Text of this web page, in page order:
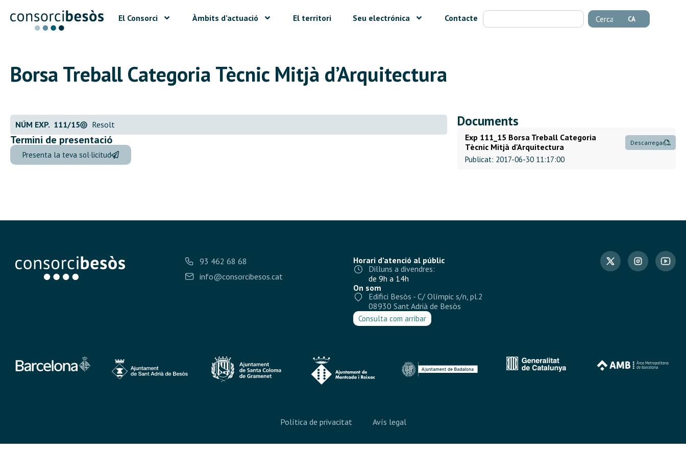
El Consorci Àmbits d’actuació El territori Seu electrónica Contacte Cerca CA
Borsa Treball Categoria Tècnic Mitjà d’Arquitectura
NÚM EXP. 111/15 Resolt
Termini de presentació
Presenta la teva sol·licitud
Documents
Exp 111_15 Borsa Treball Categoria
Tècnic Mitjà d'Arquitectura
Descarregar
Publicat: 2017-06-30 11:17:00
93 462 68 68
info@consorcibesos.cat
Horari d’atenció al públic
Dilluns a divendres:
de 9h a 14h
On som
Edifici Besòs - C/ Olímpic s/n, pl.2
08930 Sant Adrià de Besòs
Consulta com arribar
Política de privacitat Avís legal